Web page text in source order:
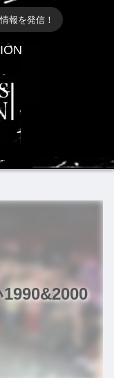
報を発信！